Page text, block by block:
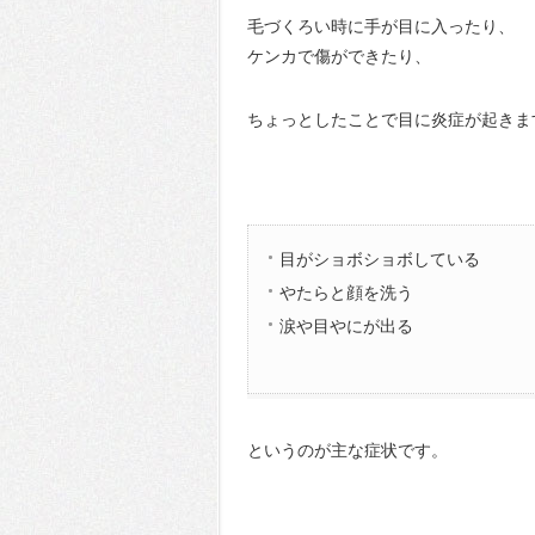
毛づくろい時に手が目に入ったり、
ケンカで傷ができたり、
ちょっとしたことで目に炎症が起き
目がショボショボしている
やたらと顔を洗う
涙や目やにが出る
というのが主な症状です。